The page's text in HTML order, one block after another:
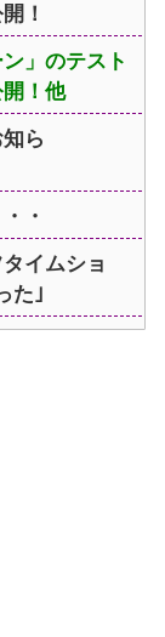
！
」のテスト
！他
ら
・
イムショ
た｣